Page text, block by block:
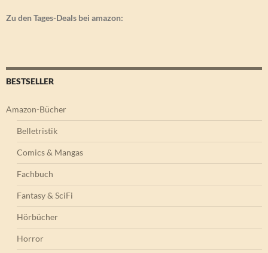
Zu den Tages-Deals bei amazon:
BESTSELLER
Amazon-Bücher
Belletristik
Comics & Mangas
Fachbuch
Fantasy & SciFi
Hörbücher
Horror